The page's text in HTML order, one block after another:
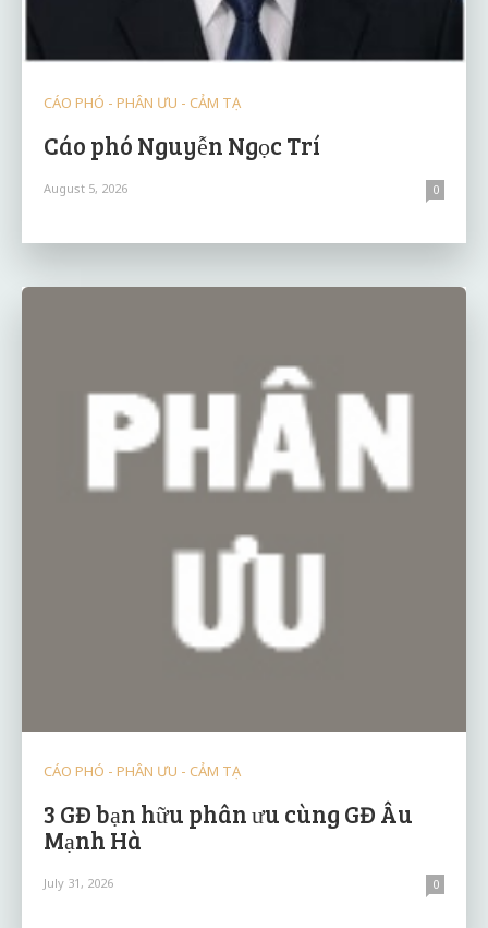
CÁO PHÓ - PHÂN ƯU - CẢM TẠ
Cáo phó Nguyễn Ngọc Trí
August 5, 2026 0
CÁO PHÓ - PHÂN ƯU - CẢM TẠ
3 GĐ bạn hữu phân ưu cùng GĐ Âu
Mạnh Hà
July 31, 2026 0